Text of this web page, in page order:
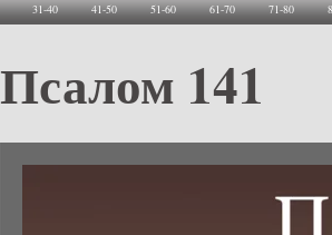
31-40 41-50 51-60 61-70 71-80
Псалом 141